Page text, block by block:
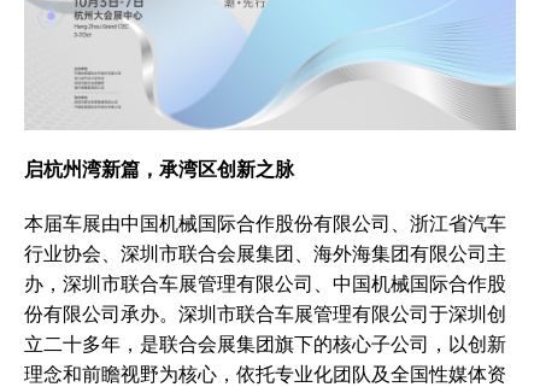
启杭州湾新篇 ， 承湾区创新之脉
本届车展由中国机械国际合作股份有限公司、浙江省汽车
行业协会、深圳市联合会展集团、海外海集团有限公司主
办，深圳市联合车展管理有限公司、中国机械国际合作股
份有限公司承办。深圳市联合车展管理有限公司于深圳创
立二十多年，是联合会展集团旗下的核心子公司，以创新
理念和前瞻视野为核心，依托专业化团队及全国性媒体资